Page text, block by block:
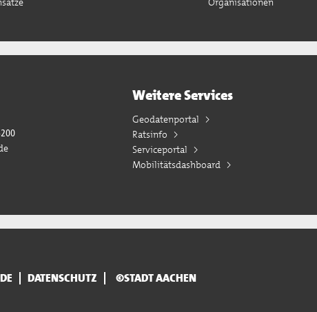
Weitere Services
Geodatenportal
Ratsinfo
Serviceportal
Mobilitätsdashboard
DATENSCHUTZ ©STADT AACHEN